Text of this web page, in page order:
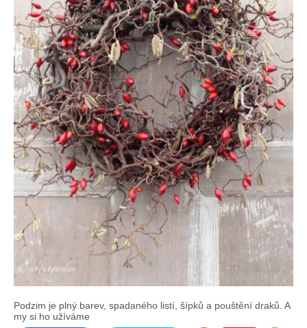
Podzim je plný barev, spadaného listí, šípků a pouštění draků. A
my si ho užíváme